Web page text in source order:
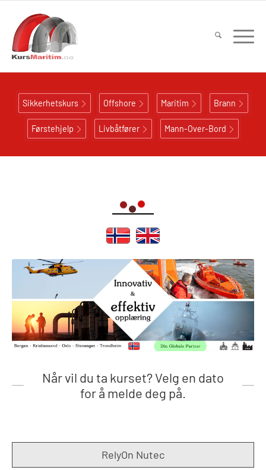
Sikkerhetskurs Offshore Maritim Brann
Førstehjelp Livbåtfører Mann-Over-Bord
Når vil du ta kurset? Velg en dato
for å melde deg på.
RelyOn Nutec